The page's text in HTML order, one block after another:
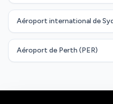
Aéroport international de
Aéroport de Perth (PER)